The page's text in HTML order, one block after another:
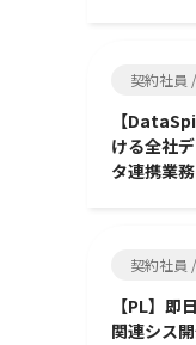
【
ける全社
タ連携業務
【PL】即
関連シス